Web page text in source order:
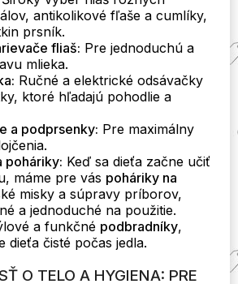
antikolikové fľaše a cumlíky,
prsník.
fliaš: Pre jednoduchú a
mlieka.
Ručné a elektrické odsávačky
ktoré hľadajú pohodlie a
a podprsenky: Pre maximálny
poháriky: Keď sa dieťa začne učiť
máme pre vás poháriky na
misky a súpravy príborov,
a jednoduché na použitie.
a funkčné podbradníky,
dieťa čisté počas jedla.
O TELO A HYGIENA: PRE